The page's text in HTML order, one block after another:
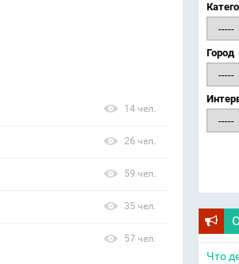
14 чел.
26 чел.
59 чел.
35 чел.
57 чел.
Город
Что